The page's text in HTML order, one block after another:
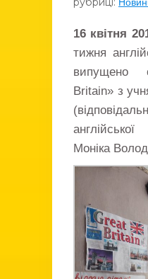
16 квітня
тижня
випущено
Britain» з
Моніка